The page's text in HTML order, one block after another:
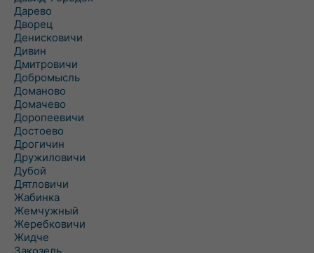
Дарево
Дворец
Денисковичи
Дивин
Дмитровичи
Добромысль
Доманово
Домачево
Доропеевичи
Достоево
Дрогичин
Дружиловичи
Дубой
Дятловичи
Жабинка
Жемчужный
Жеребковичи
Жидче